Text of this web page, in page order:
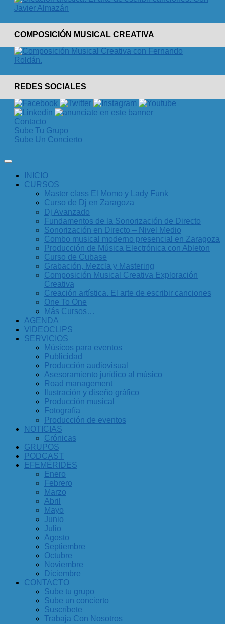
COMPOSICIÓN MUSICAL CREATIVA
REDES SOCIALES
Contacto
Sube Tu Grupo
Sube Un Concierto
INICIO
CURSOS
Master class El Momo y Lady Funk
Curso de Dj en Zaragoza
Dj Avanzado
Fundamentos de la Sonorización de Directo
Sonorización en Directo – Nivel Medio
Combo musical moderno presencial en Zaragoza
Producción de Música Electrónica con Ableton
Curso de Cubase
Grabación, Mezcla y Mastering
Composición Musical Creativa Exploración
Creativa
Creación artística. El arte de escribir canciones
One To One
Más Cursos…
AGENDA
VIDEOCLIPS
SERVICIOS
Músicos para eventos
Publicidad
Producción audiovisual
Asesoramiento jurídico al músico
Road management
Ilustración y diseño gráfico
Producción musical
Fotografía
Producción de eventos
NOTICIAS
Crónicas
GRUPOS
PODCAST
EFEMÉRIDES
Enero
Febrero
Marzo
Abril
Mayo
Junio
Julio
Agosto
Septiembre
Octubre
Noviembre
Diciembre
CONTACTO
Sube tu grupo
Sube un concierto
Suscríbete
Trabaja Con Nosotros